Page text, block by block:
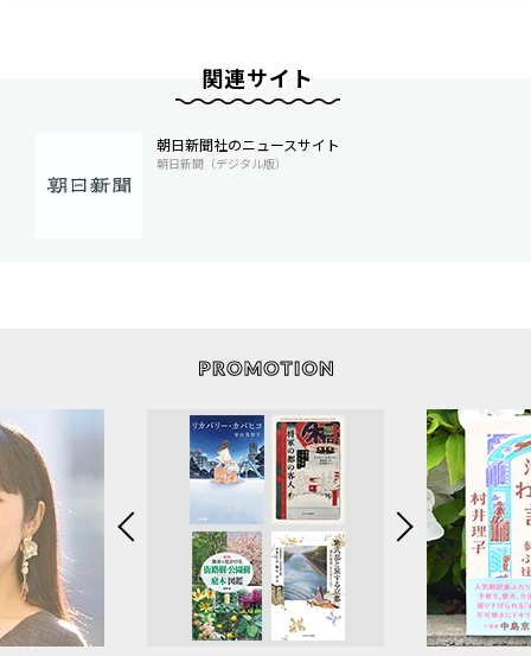
関連サイト
朝日新聞社のニュースサイト
朝日新聞（デジタル版）